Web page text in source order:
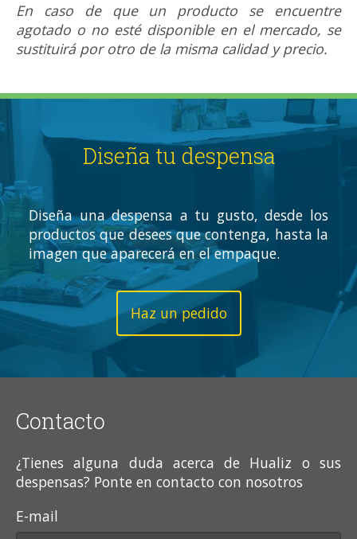
En caso de que un producto se encuentre
agotado o no esté disponible en el mercado, se
sustituirá por otro de la misma calidad y precio.
Diseña tu despensa
Diseña una despensa a tu gusto, desde los
productos que desees que contenga, hasta la
imagen que aparecerá en el empaque.
Haz un pedido
Contacto
¿Tienes alguna duda acerca de Hualiz o sus
despensas? Ponte en contacto con nosotros
E-mail